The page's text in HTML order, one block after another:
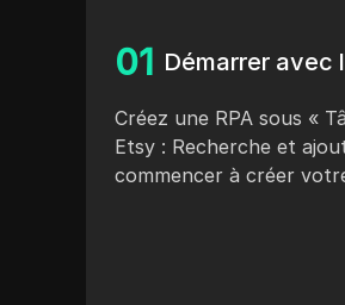
01 Démarrer avec
Créez une RPA sous «
Etsy : Recherche et
commencer à créer